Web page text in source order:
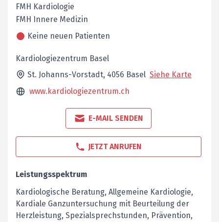
FMH Kardiologie
FMH Innere Medizin
Keine neuen Patienten
Kardiologiezentrum Basel
St. Johanns-Vorstadt, 4056 Basel Siehe Karte
www.kardiologiezentrum.ch
E-MAIL SENDEN
JETZT ANRUFEN
Leistungsspektrum
Kardiologische Beratung, Allgemeine Kardiologie,
Kardiale Ganzuntersuchung mit Beurteilung der
Herzleistung, Spezialsprechstunden, Prävention,